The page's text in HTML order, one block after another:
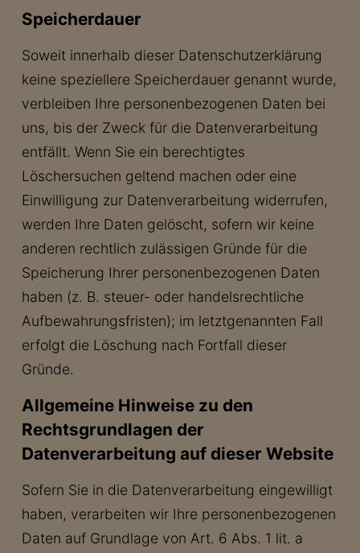
Speicherdauer
Soweit innerhalb dieser Datenschutzerklärung
keine speziellere Speicherdauer genannt wurde,
verbleiben Ihre personenbezogenen Daten bei
uns, bis der Zweck für die Datenverarbeitung
entfällt. Wenn Sie ein berechtigtes
Löschersuchen geltend machen oder eine
Einwilligung zur Datenverarbeitung widerrufen,
werden Ihre Daten gelöscht, sofern wir keine
anderen rechtlich zulässigen Gründe für die
Speicherung Ihrer personenbezogenen Daten
haben (z. B. steuer- oder handelsrechtliche
Aufbewahrungsfristen); im letztgenannten Fall
erfolgt die Löschung nach Fortfall dieser
Gründe.
Allgemeine Hinweise zu den
Rechtsgrundlagen der
Datenverarbeitung auf dieser Website
Sofern Sie in die Datenverarbeitung eingewilligt
haben, verarbeiten wir Ihre personenbezogenen
Daten auf Grundlage von Art. 6 Abs. 1 lit. a